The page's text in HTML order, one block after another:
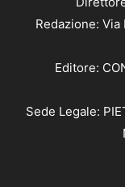
Redazione: Via
Editore:
Sede Legale: